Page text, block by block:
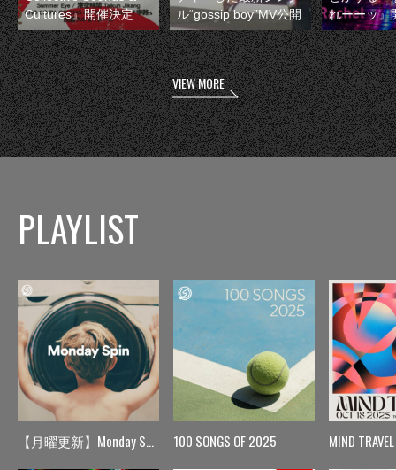
Cultures』開催決定
ル“gossip boy”MV公開
れーーッ』
VIEW MORE
PLAYLIST
【月曜更新】Monday Spin 100 SONGS OF 2025 MIND TRAVEL